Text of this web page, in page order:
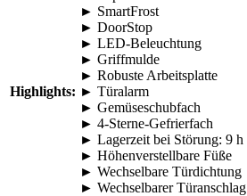
Highlights:
► SmartFrost
► DoorStop
► LED-Beleuchtung
► Griffmulde
► Robuste Arbeitsplatte
► Türalarm
► Gemüseschubfach
► 4-Sterne-Gefrierfach
► Lagerzeit bei Störung: 9 h
► Höhenverstellbare Füße
► Wechselbare Türdichtung
► Wechselbarer Türanschlag